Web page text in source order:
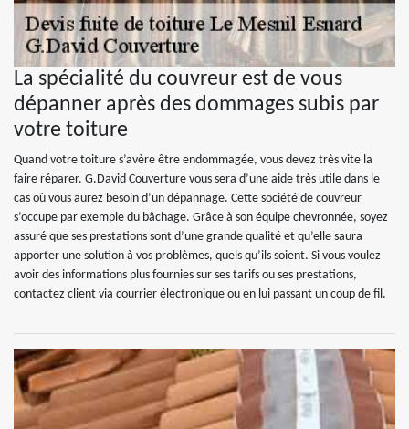
La spécialité du couvreur est de vous
dépanner après des dommages subis par
votre toiture
Quand votre toiture s’avère être endommagée, vous devez très vite la
faire réparer. G.David Couverture vous sera d’une aide très utile dans le
cas où vous aurez besoin d’un dépannage. Cette société de couvreur
s’occupe par exemple du bâchage. Grâce à son équipe chevronnée, soyez
assuré que ses prestations sont d’une grande qualité et qu’elle saura
apporter une solution à vos problèmes, quels qu’ils soient. Si vous voulez
avoir des informations plus fournies sur ses tarifs ou ses prestations,
contactez client via courrier électronique ou en lui passant un coup de fil.